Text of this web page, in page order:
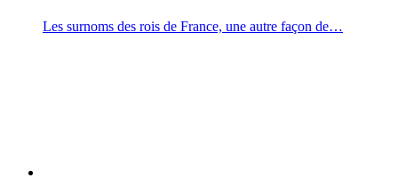
Les surnoms des rois de France, une autre façon de…